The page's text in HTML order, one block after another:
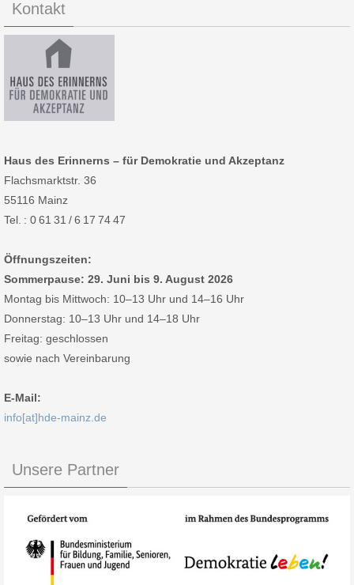
Kontakt
Haus des Erinnerns – für Demokratie und Akzeptanz
Flachsmarktstr. 36
55116 Mainz
Tel. : 0 61 31 / 6 17 74 47
Öffnungszeiten:
Sommerpause: 29. Juni bis 9. August 2026
Montag bis Mittwoch: 10–13 Uhr und 14–16 Uhr
Donnerstag: 10–13 Uhr und 14–18 Uhr
Freitag: geschlossen
sowie nach Vereinbarung
E-Mail:
info[at]hde-mainz.de
Unsere Partner